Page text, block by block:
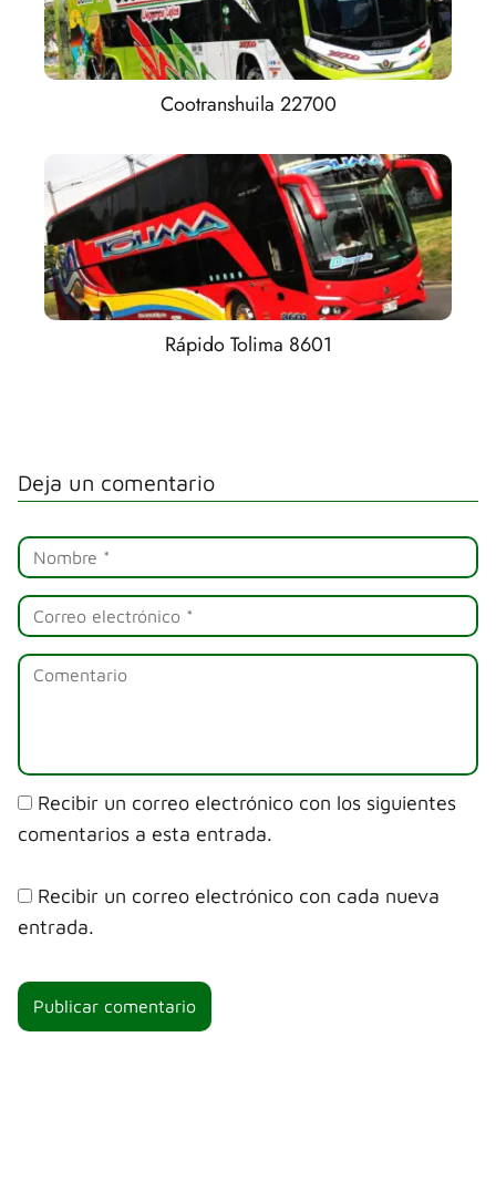
Cootranshuila 22700
Rápido Tolima 8601
Deja un comentario
Recibir un correo electrónico con los siguientes
comentarios a esta entrada.
Recibir un correo electrónico con cada nueva
entrada.